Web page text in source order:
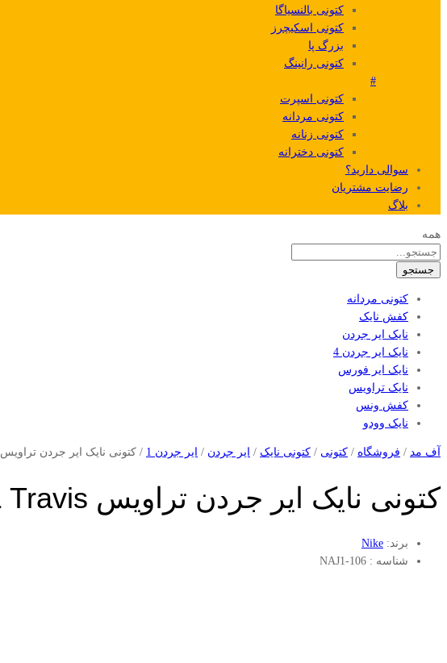
کتونی بالنسیاگا
کتونی اسکیچرز
بزرگ پا
کتونی رانینگ
#
کتونی اسپرت
کتونی مردانه
کتونی زنانه
کتونی دخترانه
سوالی دارید؟
رضایت مشتریان
بلاگ
همه
جستجو
کتونی مردانه
کفش نایک
نایک ایر جردن
نایک ایر جردن 4
نایک ایر فورس
نایک تراویس
کفش ونس
نایک وودو
آف مد / فروشگاه / کتونی / کتونی نایک / ایر جردن / ایر جردن 1 / کتونی نایک ایر جردن تراویس Nike Air Jordan 1 Travis
کتونی نایک ایر جردن تراویس Nike Air Jordan 1 Travis
برند: Nike
شناسه : NAJ1-106